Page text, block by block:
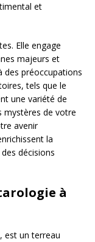
et
Elle engage
majeurs et
des préoccupations
tels que le
une variété de
mystères de votre
avenir
la
décisions
à
est un terreau